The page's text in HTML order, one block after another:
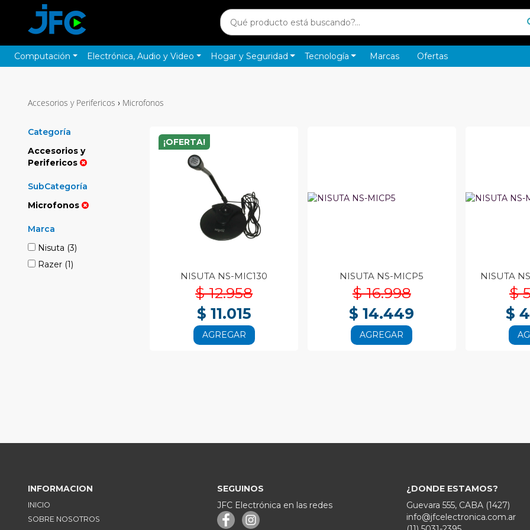
Computación Electrónica, Audio y Video Hogar y Seguridad Tecnología Marcas Ofertas
Accesorios y Perifericos › Microfonos
Categoría
Accesorios y
Perifericos
SubCategoría
Microfonos
Marca
Nisuta (3)
Razer (1)
¡OFERTA!
NISUTA NS-MIC130
$ 12.958
$ 11.015
AGREGAR
NISUTA NS-MICP5
$ 16.998
$ 14.449
AGREGAR
NISUTA
$
$
INFORMACION
INICIO
SOBRE NOSOTROS
SEGUINOS
JFC Electrónica en las redes
¿DONDE ESTAMOS?
Guevara 555, CABA (1427)
info@jfcelectronica.com.ar